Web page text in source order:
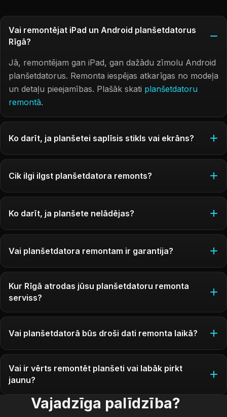
Vai remontējat iPad un Android planšetdatorus
Rīgā?
Jā, remontējam gan iPad, gan dažādu zīmolu Android
planšetdatorus. Remonta iespējas atkarīgas no modeļa
un detaļu pieejamības. Plašāk skati planšetdatoru
remontā.
Ko darīt, ja planšetei saplīsis stikls vai ekrāns?
Cik ilgi ilgst planšetdatora remonts?
Ko darīt, ja planšete nelādējas?
Vai planšetdatora remontam ir garantija?
Kur Rīgā atrodas jūsu planšetdatoru remonta
serviss?
Vai planšetdatorā būs droši dati remonta laikā?
Vai ir vērts remontēt planšeti vai labāk pirkt
jaunu?
Vajadzīga palīdzība?